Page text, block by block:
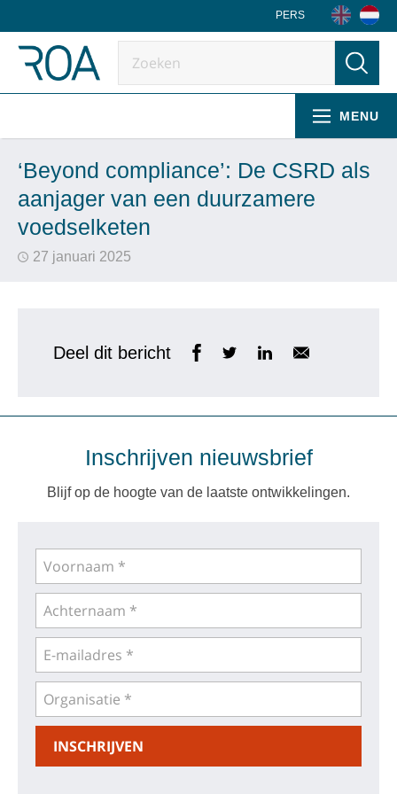
PERS
MENU
‘Beyond compliance’: De CSRD als
aanjager van een duurzamere
voedselketen
27 januari 2025
Deel dit bericht
Inschrijven nieuwsbrief
Blijf op de hoogte van de laatste ontwikkelingen.